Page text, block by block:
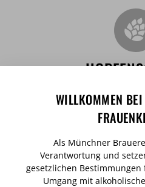
WILLKOMMEN
Als Münchner
Verantwortung und
gesetzlichen
Umgang mit